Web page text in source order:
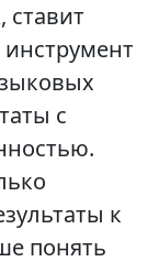
ставит
с
к
понять